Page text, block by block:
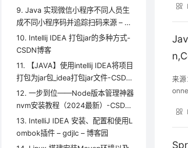
9. Java 实现微信小程序不同人员生
成不同小程序码并追踪扫码来源 – Vi
pSoft – 博客园
10. Intellij IDEA 打包jar的多种方式-
CSDN博客
11. 【JAVA】使用intellij IDEA将项目
打包为jar包_idea打包jar文件-CSDN
博客
12. 一步到位——Node版本管理神器
nvm安装教程（2024最新）-CSDN
博客
13. IntelliJ IDEA 安装、配置和使用L
ombok插件 – gdjlc – 博客园
bc
来